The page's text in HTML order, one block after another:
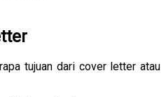
tujuan dari cover letter atau